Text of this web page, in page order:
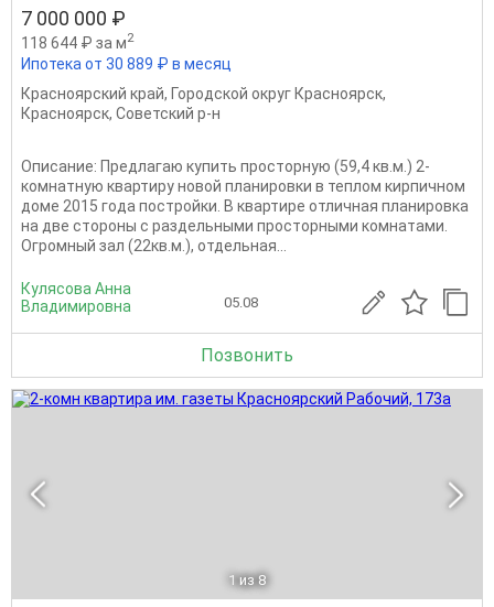
7 000 000 ₽
118 644 ₽ за м2
Ипотека от 30 889 ₽ в месяц
Красноярский край, Городской округ Красноярск,
Красноярск, Советский р-н
Описание: Предлагаю купить просторную (59,4 кв.м.) 2-
комнатную квартиру новой планировки в теплом кирпичном
доме 2015 года постройки. В квартире отличная планировка
на две стороны с раздельными просторными комнатами.
Огромный зал (22кв.м.), отдельная...
Кулясова Анна
Владимировна
05.08
Позвонить
1 из 8